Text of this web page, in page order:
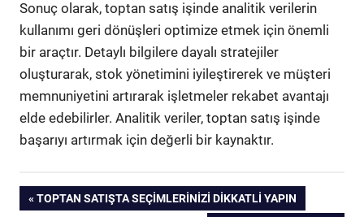
Sonuç olarak, toptan satış işinde analitik verilerin
kullanımı geri dönüşleri optimize etmek için önemli
bir araçtır. Detaylı bilgilere dayalı stratejiler
oluşturarak, stok yönetimini iyileştirerek ve müşteri
memnuniyetini artırarak işletmeler rekabet avantajı
elde edebilirler. Analitik veriler, toptan satış işinde
başarıyı artırmak için değerli bir kaynaktır.
Yazı
PREVIOUS
TOPTAN SATIŞTA SEÇIMLERINIZI DIKKATLI YAPIN